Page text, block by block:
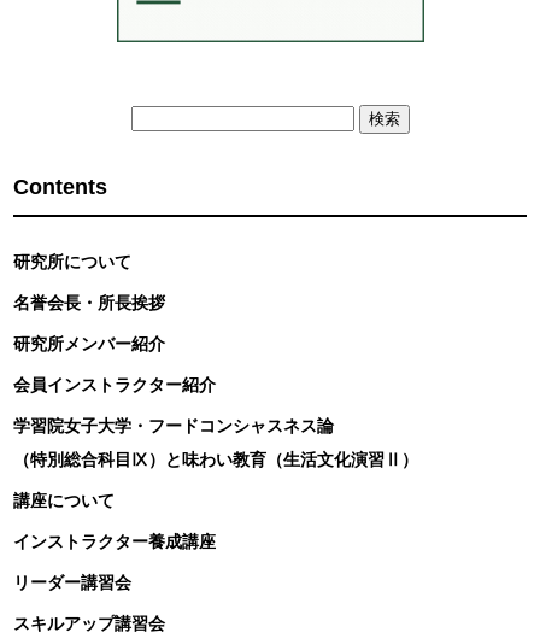
Contents
研究所について
名誉会長・所長挨拶
研究所メンバー紹介
会員インストラクター紹介
学習院女子大学・フードコンシャスネス論
（特別総合科目Ⅸ）と味わい教育（生活文化演習Ⅱ）
講座について
インストラクター養成講座
リーダー講習会
スキルアップ講習会